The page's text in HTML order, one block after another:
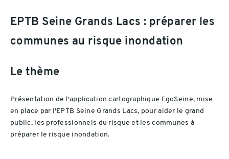
EPTB Seine Grands Lacs : préparer les
communes au risque inondation
Le thème
Présentation de l'application cartographique EgoSeine, mise
en place par l'EPTB Seine Grands Lacs, pour aider le grand
public, les professionnels du risque et les communes à
préparer le risque inondation.